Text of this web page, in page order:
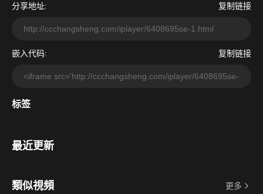
分享地址: 复制链接
嵌入代码: 复制链接
标签
最近更新
類似視頻 更多